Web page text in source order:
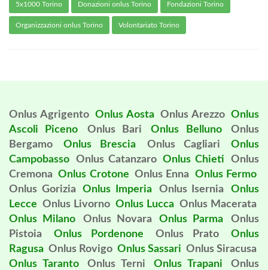
5x1000 Torino Donazioni onlus Torino Fondazioni Torino
Organizzazioni onlus Torino Volontariato Torino
Onlus Agrigento Onlus Aosta Onlus Arezzo Onlus
Ascoli Piceno
Onlus Bari Onlus Belluno
Onlus
Bergamo
Onlus Brescia Onlus Cagliari
Onlus
Campobasso
Onlus Catanzaro Onlus Chieti
Onlus
Cremona Onlus Crotone Onlus Enna
Onlus Fermo
Onlus Gorizia
Onlus Imperia Onlus Isernia
Onlus
Lecce Onlus Livorno Onlus Lucca Onlus Macerata
Onlus Milano
Onlus Novara Onlus Parma
Onlus
Pistoia
Onlus Pordenone Onlus Prato
Onlus
Ragusa Onlus Rovigo Onlus Sassari Onlus Siracusa
Onlus Taranto
Onlus Terni Onlus Trapani
Onlus